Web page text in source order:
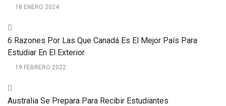
18 ENERO 2024
6 Razones Por Las Que Canadá Es El Mejor País Para
Estudiar En El Exterior
19 FEBRERO 2022
Australia Se Prepara Para Recibir Estudiantes